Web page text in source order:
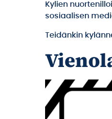
Kylien
sosiaalisen
Teidänkin